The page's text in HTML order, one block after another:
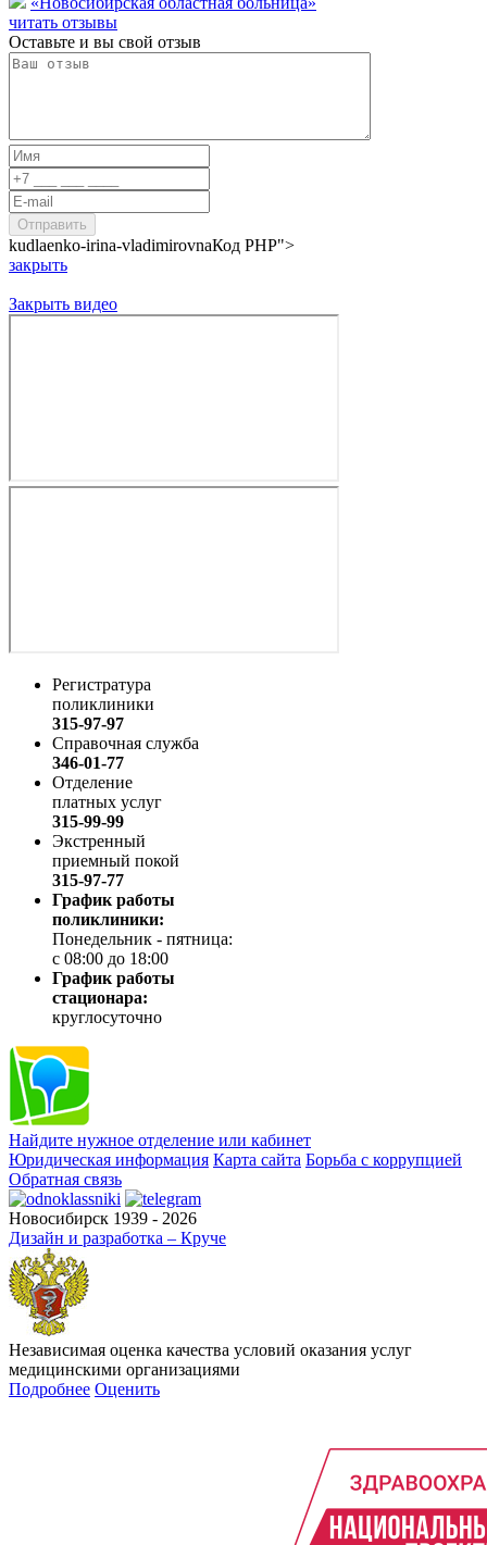
читать отзывы
Оставьте и вы свой отзыв
kudlaenko-irina-vladimirovnaКод PHP">
закрыть
Закрыть видео
Регистратура
поликлиники
315-97-97
Справочная служба
346-01-77
Отделение
платных услуг
315-99-99
Экстренный
приемный покой
315-97-77
График работы
поликлиники:
Понедельник - пятница:
с 08:00 до 18:00
График работы
стационара:
круглосуточно
Найдите нужное отделение или кабинет
Юридическая информация Карта сайта Борьба с коррупцией
Обратная связь
Новосибирск 1939 - 2026
Дизайн и разработка – Круче
Независимая оценка качества условий оказания услуг
медицинскими организациями
Подробнее Оценить